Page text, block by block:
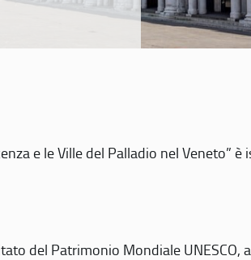
e le Ville del Palladio nel Veneto”
del Patrimonio Mondiale